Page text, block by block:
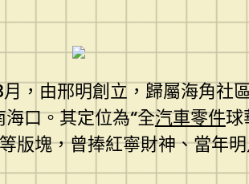
，由邢明創立，歸屬海角社
口。其定位為“全汽車零件球
版塊，曾捧紅寧財神、當年